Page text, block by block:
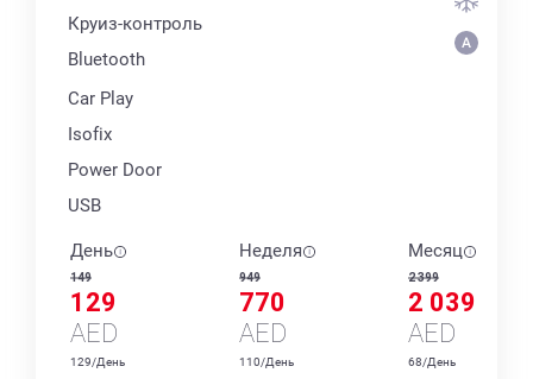
Круиз-контроль
Bluetooth
Car Play
Isofix
Power Door
USB
День
149
129
AED
129/День
Неделя
949
770
AED
110/День
Месяц
2 399
2 039
AED
68/День